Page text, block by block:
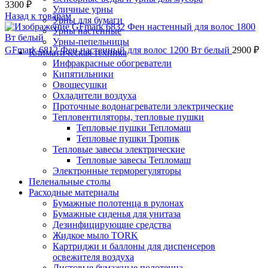
Уличные урны
Урны для бумаги
Урны настенные
Урны-пепельницы
Климатическая техника
Инфракрасные обогреватели
Кипятильники
Овощесушки
Охладители воздуха
Проточные водонагреватели электрические
Тепловентиляторы, тепловые пушки
Тепловые пушки Тепломаш
Тепловые пушки Тропик
Тепловые завесы электрические
Тепловые завесы Тепломаш
Электронные терморегуляторы
Пеленальные столы
Расходные материалы
Бумажные полотенца в рулонах
Бумажные сиденья для унитаза
Дезинфицирующие средства
Жидкое мыло TORK
Картриджи и баллоны для диспенсеров
освежителя воздуха
3300 ₽
Назад к товарам
GFmark 6812 Фен настенный для волос 1200 Вт белый 2900 ₽